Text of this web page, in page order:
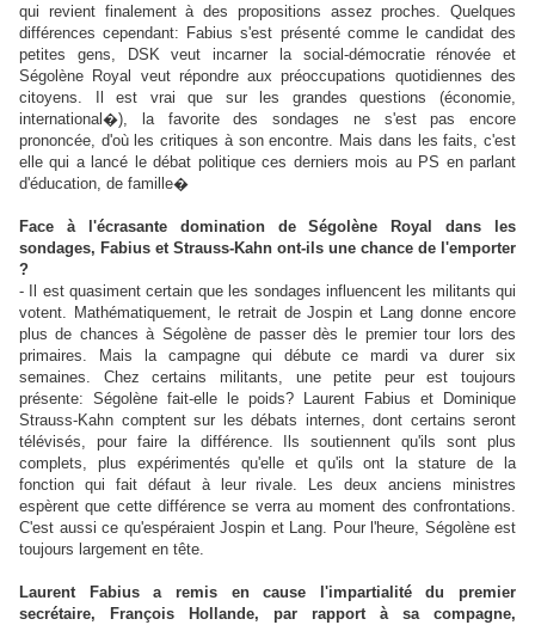
qui revient finalement à des propositions assez proches. Quelques
différences cependant: Fabius s'est présenté comme le candidat des
petites gens, DSK veut incarner la social-démocratie rénovée et
Ségolène Royal veut répondre aux préoccupations quotidiennes des
citoyens. Il est vrai que sur les grandes questions (économie,
international�), la favorite des sondages ne s'est pas encore
prononcée, d'où les critiques à son encontre. Mais dans les faits, c'est
elle qui a lancé le débat politique ces derniers mois au PS en parlant
d'éducation, de famille�
Face à l'écrasante domination de Ségolène Royal dans les
sondages, Fabius et Strauss-Kahn ont-ils une chance de l'emporter
?
- Il est quasiment certain que les sondages influencent les militants qui
votent. Mathématiquement, le retrait de Jospin et Lang donne encore
plus de chances à Ségolène de passer dès le premier tour lors des
primaires. Mais la campagne qui débute ce mardi va durer six
semaines. Chez certains militants, une petite peur est toujours
présente: Ségolène fait-elle le poids? Laurent Fabius et Dominique
Strauss-Kahn comptent sur les débats internes, dont certains seront
télévisés, pour faire la différence. Ils soutiennent qu'ils sont plus
complets, plus expérimentés qu'elle et qu'ils ont la stature de la
fonction qui fait défaut à leur rivale. Les deux anciens ministres
espèrent que cette différence se verra au moment des confrontations.
C'est aussi ce qu'espéraient Jospin et Lang. Pour l'heure, Ségolène est
toujours largement en tête.
Laurent Fabius a remis en cause l'impartialité du premier
secrétaire, François Hollande, par rapport à sa compagne,